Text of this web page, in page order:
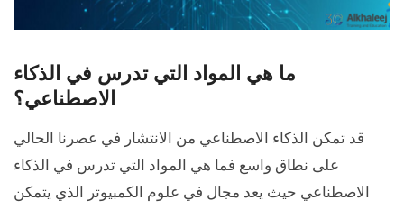
ما هي المواد التي تدرس في الذكاء
الاصطناعي؟
قد تمكن الذكاء الاصطناعي من الانتشار في عصرنا الحالي
على نطاق واسع فما هي المواد التي تدرس في الذكاء
الاصطناعي حيث يعد مجال في علوم الكمبيوتر الذي يتمكن